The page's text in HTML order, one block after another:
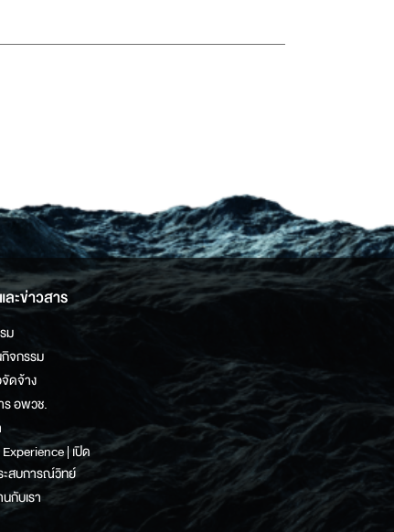
ะข่าวสาร
ม
จกรรม
ดจ้าง
ร อพวช.
| เปิด
ะสบการณ์วิทย์
กับเรา